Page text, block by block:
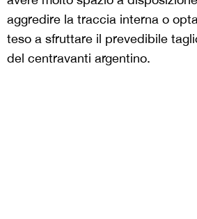
aggredire la traccia interna o
teso a sfruttare il prevedibile
del centravanti argentino.